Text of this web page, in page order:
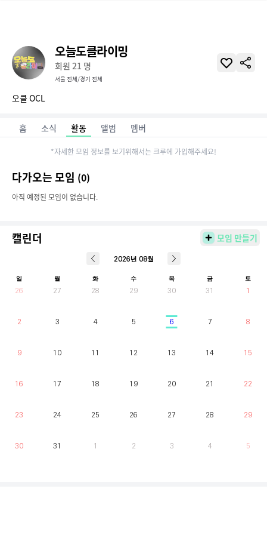
오늘도클라이밍
회원 21 명
서울 전체/경기 전체
오클 OCL
홈 소식 활동 앨범 멤버
*자세한 모임 정보를 보기위해서는 크루에 가입해주세요!
다가오는 모임 (0)
아직 예정된 모임이 없습니다.
캘린더 모임 만들기
2026년 08월
일 월 화 수 목 금 토
26 27 28 29 30 31 1
2 3 4 5 6 7 8
9 10 11 12 13 14 15
16 17 18 19 20 21 22
23 24 25 26 27 28 29
30 31 1 2 3 4 5